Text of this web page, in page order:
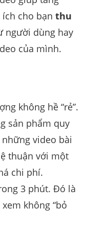
cho bạn thu
người dùng hay
của mình.
không hề “rẻ”.
sản phẩm quy
video bài
thuận với một
chi phí.
3 phút. Đó là
không “bỏ